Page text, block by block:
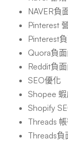
NAVER負
Pinterest
Pinterest
Quora負
Reddit負
SEO優化
Shopee 蝦
Shopify
Threads
Threads